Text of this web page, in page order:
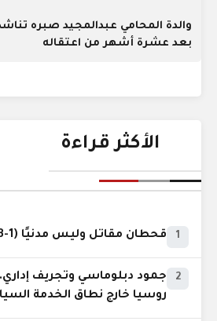
والدة المحامي عبدالمجيد صبره
بعد عشرة أشهر من اعتقاله
الأكثر قراءة
1 قحطان مقاتل وليس مدنيًا (1-3)
2
جمود دبلوماسي وتجريف
روسيا خارج نطاق الخدمة